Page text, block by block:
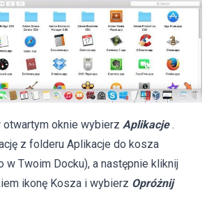
otwartym oknie wybierz Aplikacje .
z folderu Aplikacje do kosza
w Twoim Docku), a następnie kliknij
ikonę Kosza i wybierz Opróżnij